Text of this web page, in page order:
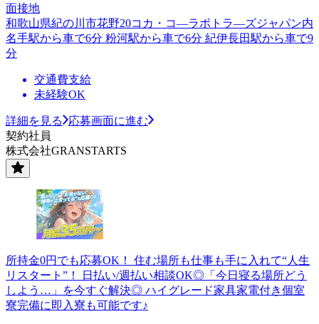
面接地
和歌山県紀の川市花野20コカ・コ―ラボトラ―ズジャパン内
名手駅から車で6分 粉河駅から車で6分 紀伊長田駅から車で9
分
交通費支給
未経験OK
詳細を見る
応募画面に進む
契約社員
株式会社GRANSTARTS
所持金0円でも応募OK！ 住む場所も仕事も手に入れて“人生
リスタート”！ 日払い/週払い相談OK◎「今日寝る場所どう
しよう…」を今すぐ解決◎ ハイグレード家具家電付き個室
寮完備に即入寮も可能です♪